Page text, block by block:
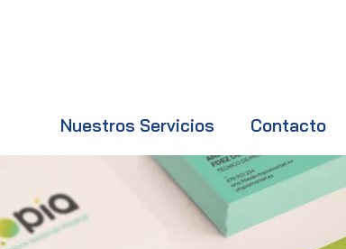
Nuestros Servicios Contacto